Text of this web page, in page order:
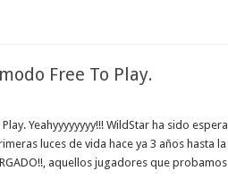
Free To Play.
Yeahyyyyyyyy!!! WildStar ha sido
luces de vida hace ya 3 años hasta
aquellos jugadores que